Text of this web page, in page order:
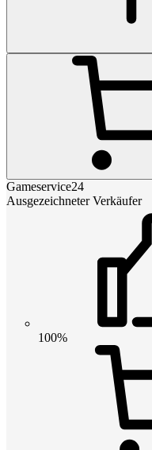
Gameservice24
Ausgezeichneter Verkäufer
100%